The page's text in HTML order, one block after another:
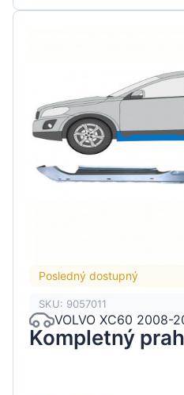
Posledný dostupný
SKU: 9057011
VOLVO XC60 2008-
Kompletný